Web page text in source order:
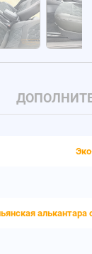
алькантара